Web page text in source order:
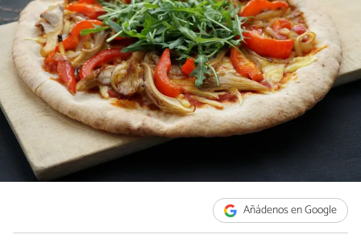
Añádenos en Google